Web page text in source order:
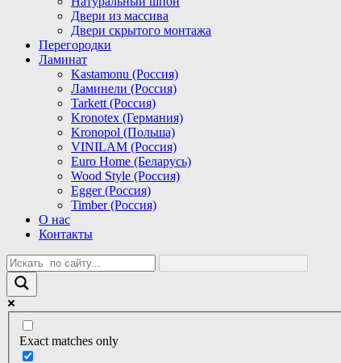
Двери из массива
Двери скрытого монтажа
Перегородки
Ламинат
Kastamonu (Россия)
Ламинели (Россия)
Tarkett (Россия)
Kronotex (Германия)
Kronopol (Польша)
VINILAM (Россия)
Euro Home (Беларусь)
Wood Style (Россия)
Egger (Россия)
Timber (Россия)
О нас
Контакты
Exact matches only